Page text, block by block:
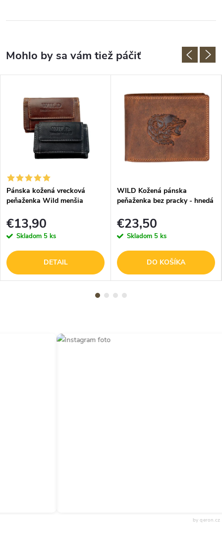
Pánska kožená vrecková
peňaženka Wild menšia
€13,90
Skladom 5 ks
DETAIL
WILD Kožená pánska
peňaženka bez pracky - hnedá
€23,50
Skladom 5 ks
DO KOŠÍKA
by qeron.cz